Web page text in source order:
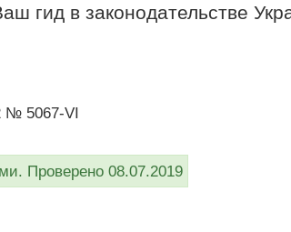
гид в законодательстве
№ 5067-VI
Проверено 08.07.2019